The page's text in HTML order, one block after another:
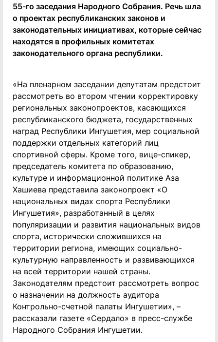
55-го заседания Народного Собрания. Речь шла
о проектах республиканских законов и
законодательных инициативах, которые сейчас
находятся в профильных комитетах
законодательного органа республики.
«На пленарном заседании депутатам предстоит
рассмотреть во втором чтении корректировку
региональных законопроектов, касающихся
республиканского бюджета, государственных
наград Республики Ингушетия, мер социальной
поддержки отдельных категорий лиц
спортивной сферы. Кроме того, вице-спикер,
председатель комитета по образованию,
культуре и информационной политике Аза
Хашиева представила законопроект «О
национальных видах спорта Республики
Ингушетия», разработанный в целях
популяризации и развития национальных видов
спорта, исторически сложившихся на
территории региона, имеющих социально-
культурную направленность и развивающихся
на всей территории нашей страны.
Законодателям предстоит рассмотреть вопрос
о назначении на должность аудитора
Контрольно-счетной палаты Ингушетии», –
рассказали газете «Сердало» в пресс-службе
Народного Собрания Ингушетии.